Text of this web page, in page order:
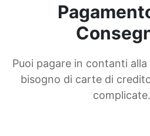
Puoi pagare in contanti
bisogno di carte di
complicate.